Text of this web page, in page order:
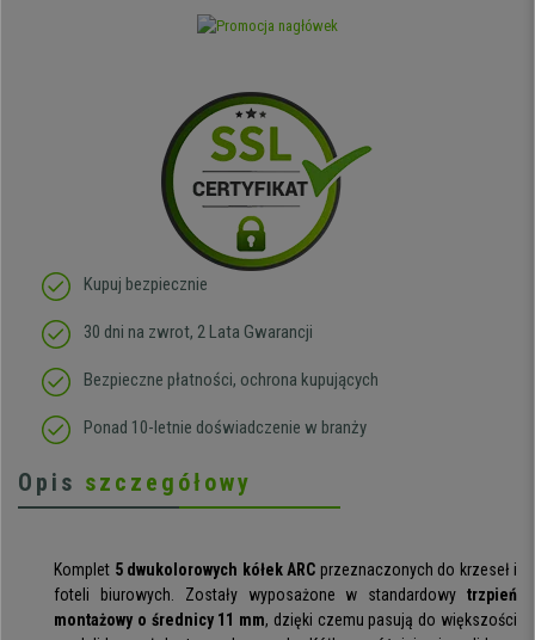
Kupuj bezpiecznie
30 dni na zwrot, 2 Lata Gwarancji
Bezpieczne płatności, ochrona kupujących
Ponad 10-letnie doświadczenie w branży
Opis szczegółowy
Komplet 5 dwukolorowych kółek ARC przeznaczonych do krzeseł i
foteli biurowych. Zostały wyposażone w standardowy trzpień
montażowy o średnicy 11 mm, dzięki czemu pasują do większości